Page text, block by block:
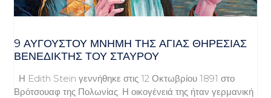
9 ΑΥΓΟΥΣΤΟΥ ΜΝΗΜΗ ΤΗΣ ΑΓΙΑΣ ΘΗΡΕΣΙΑΣ
ΒΕΝΕΔΙΚΤΗΣ ΤΟΥ ΣΤΑΥΡΟΥ
Η Edith Stein γεννήθηκε στις 12 Οκτωβρίου 1891 στο
Βρότσουαφ της Πολωνίας. Η οικογένειά της ήταν γερμανική